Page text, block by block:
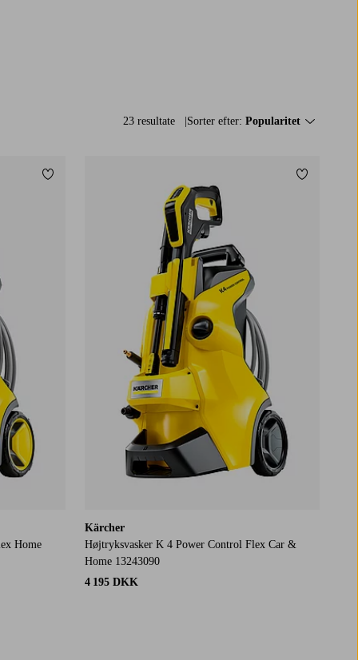
23 resultate Sorter efter: Popularitet
Home
Tilføj til favoritter
Kärcher
Højtryksvasker K 4 Power Control Flex Car &
Home 13243090
4 195 DKK
Tilføj til